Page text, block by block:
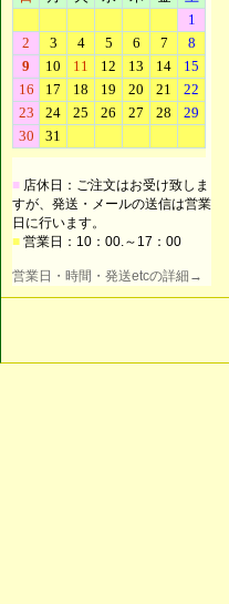
■ 店休日：ご注文はお受け致しま
すが、発送・メールの送信は営業
日に行います。
■ 営業日：10：00.～17：00
営業日・時間・発送etcの詳細→